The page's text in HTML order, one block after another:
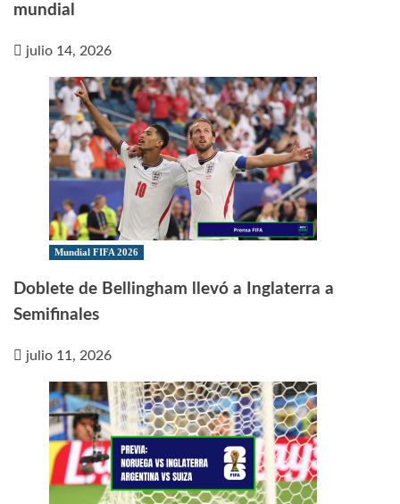
mundial
julio 14, 2026
Mundial FIFA 2026
Doblete de Bellingham llevó a Inglaterra a
Semifinales
julio 11, 2026